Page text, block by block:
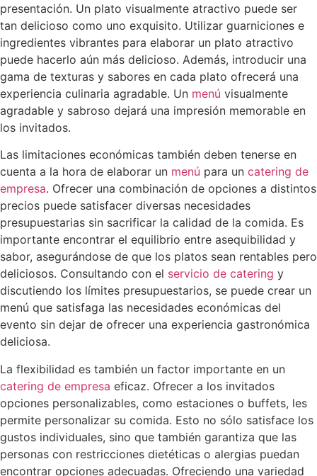
presentación. Un plato visualmente atractivo puede ser
tan delicioso como uno exquisito. Utilizar guarniciones e
ingredientes vibrantes para elaborar un plato atractivo
puede hacerlo aún más delicioso. Además, introducir una
gama de texturas y sabores en cada plato ofrecerá una
experiencia culinaria agradable. Un menú visualmente
agradable y sabroso dejará una impresión memorable en
los invitados.
Las limitaciones económicas también deben tenerse en
cuenta a la hora de elaborar un menú para un catering de
empresa. Ofrecer una combinación de opciones a distintos
precios puede satisfacer diversas necesidades
presupuestarias sin sacrificar la calidad de la comida. Es
importante encontrar el equilibrio entre asequibilidad y
sabor, asegurándose de que los platos sean rentables pero
deliciosos. Consultando con el servicio de catering y
discutiendo los límites presupuestarios, se puede crear un
menú que satisfaga las necesidades económicas del
evento sin dejar de ofrecer una experiencia gastronómica
deliciosa.
La flexibilidad es también un factor importante en un
catering de empresa eficaz. Ofrecer a los invitados
opciones personalizables, como estaciones o buffets, les
permite personalizar su comida. Esto no sólo satisface los
gustos individuales, sino que también garantiza que las
personas con restricciones dietéticas o alergias puedan
encontrar opciones adecuadas. Ofreciendo una variedad